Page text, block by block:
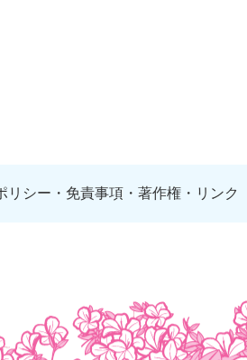
リシー・免責事項・著作権・リンク